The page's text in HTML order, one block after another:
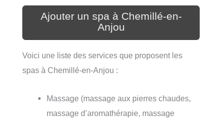
Ajouter un spa à Chemillé-en-
Anjou
Voici une liste des services que proposent les
spas à Chemillé-en-Anjou :
Massage (massage aux pierres chaudes,
massage d’aromathérapie, massage